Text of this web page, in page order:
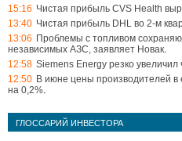
15:16 Чистая прибыль CVS Health
13:40 Чистая прибыль DHL во 2-м
13:06 Проблемы с топливом
независимых АЗС, заявляет Новак.
12:58 Siemens Energy резко
12:50 В июне цены производителей в
на 0,2%.
ГЛОССАРИЙ ИНВЕСТОРА